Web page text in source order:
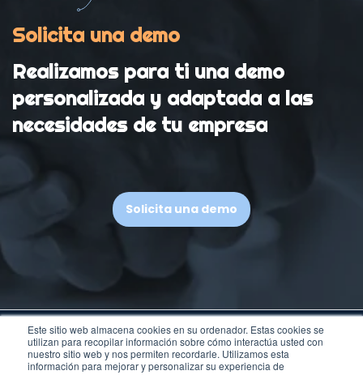
Este sitio web almacena cookies en su ordenador. Estas cookies se
utilizan para recopilar información sobre cómo interactúa usted con
nuestro sitio web y nos permiten recordarle. Utilizamos esta
información para mejorar y personalizar su experiencia de
Solicita una demo
Realizamos para ti una demo
personalizada y adaptada a las
necesidades de tu empresa
Solicita una demo